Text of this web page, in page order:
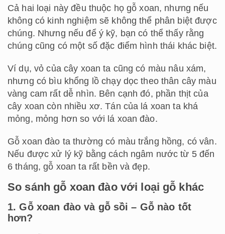
Cả hai loại này đều thuộc họ gỗ xoan, nhưng nếu
không có kinh nghiệm sẽ không thể phân biệt được
chúng. Nhưng nếu để ý kỹ, bạn có thể thấy rằng
chúng cũng có một số đặc điểm hình thái khác biệt.
Ví dụ, vỏ của cây xoan ta cũng có màu nâu xám,
nhưng có bìu khổng lồ chạy dọc theo thân cây màu
vàng cam rất dễ nhìn. Bên cạnh đó, phần thịt của
cây xoan còn nhiều xơ. Tán của lá xoan ta khá
mỏng, mỏng hơn so với lá xoan đào.
Gỗ xoan đào ta thường có màu trắng hồng, có vân.
Nếu được xử lý kỹ bằng cách ngâm nước từ 5 đến
6 tháng, gỗ xoan ta rất bền và đẹp.
So sánh gỗ xoan đào với loại gỗ khác
1. Gỗ xoan đào và gỗ sồi – Gỗ nào tốt
hơn?